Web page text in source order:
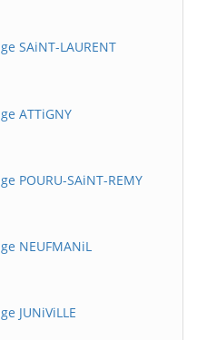
SAiNT-LAURENT
ATTiGNY
POURU-SAiNT-REMY
NEUFMANiL
JUNiViLLE